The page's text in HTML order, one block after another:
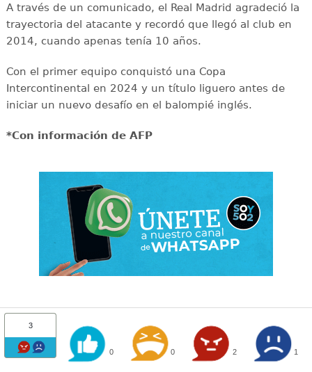
A través de un comunicado, el Real Madrid agradeció la
trayectoria del atacante y recordó que llegó al club en
2014, cuando apenas tenía 10 años.
Con el primer equipo conquistó una Copa
Intercontinental en 2024 y un título liguero antes de
iniciar un nuevo desafío en el balompié inglés.
*Con información de AFP
3
0 0 2 1